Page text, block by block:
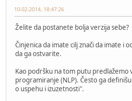
10-02-2014, 18:47:26
Želite da postanete bolja verzija sebe?
Činjenica da imate cilj znači da imate i
da ga ostvarite.
Kao podršku na tom putu predlažemo
programiranje (NLP). Često ga
o uspehu i izuzetnosti".